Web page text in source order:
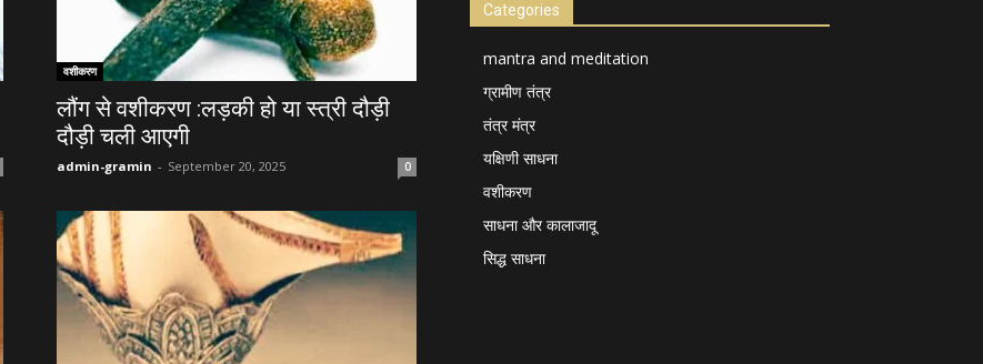
वशीकरण
लौंग से वशीकरण :लड़की हो या स्त्री दौड़ी
दौड़ी चली आएगी
admin-gramin - September 20, 2025 0
Categories
mantra and meditation
ग्रामीण तंत्र
तंत्र मंत्र
यक्षिणी साधना
वशीकरण
साधना और कालाजादू
सिद्ध साधना